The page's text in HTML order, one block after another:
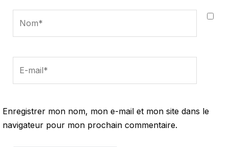
Enregistrer mon nom, mon e-mail et mon site dans le
navigateur pour mon prochain commentaire.